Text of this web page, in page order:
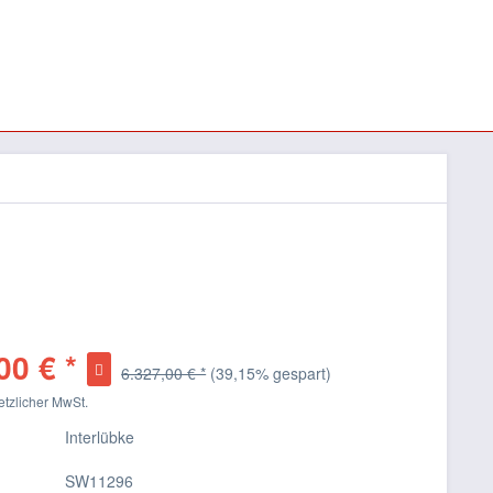
€ * 6.327,00 € * (39,15% gespart)
MwSt.
Interlübke
SW11296